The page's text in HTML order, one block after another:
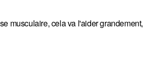
musculaire, cela va l'aider grandement,